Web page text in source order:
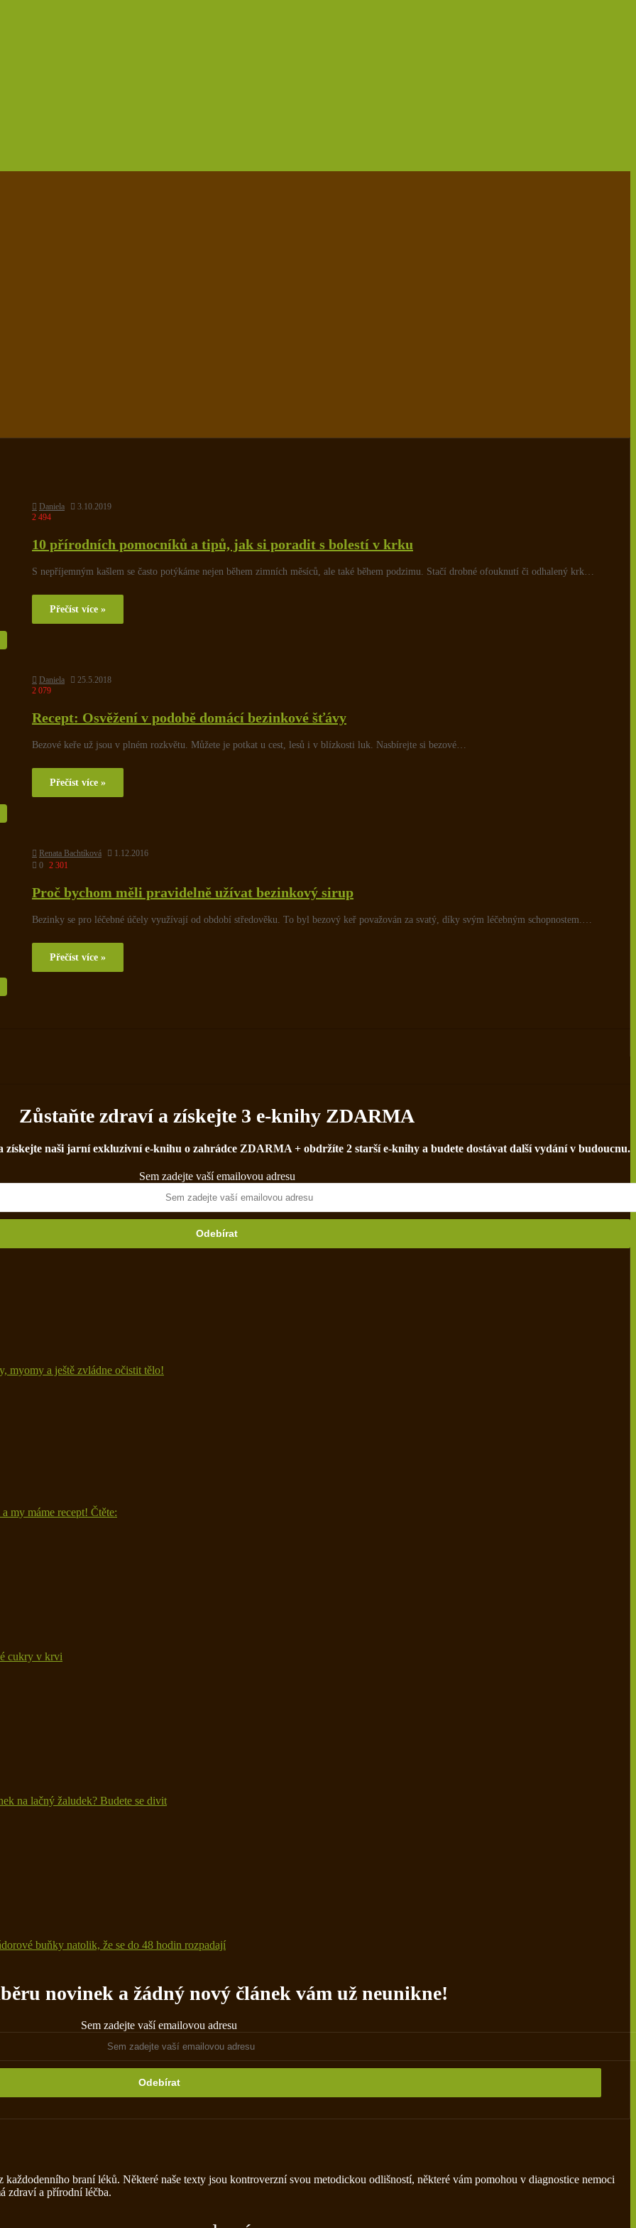
Daniela
3.10.2019
2 494
10 přírodních pomocníků a tipů, jak si poradit s bolestí v krku
S nepříjemným kašlem se často potýkáme nejen během zimních měsíců, ale také během podzimu. Stačí drobné ofouknutí či odhalený krk…
Přečíst více »
Daniela
25.5.2018
2 079
Recept: Osvěžení v podobě domácí bezinkové šťávy
Bezové keře už jsou v plném rozkvětu. Můžete je potkat u cest, lesů i v blízkosti luk. Nasbírejte si bezové…
Přečíst více »
Renata Bachtíková
1.12.2016
0 2 301
Proč bychom měli pravidelně užívat bezinkový sirup
Bezinky se pro léčebné účely využívají od období středověku. To byl bezový keř považován za svatý, díky svým léčebným schopnostem.…
Přečíst více »
Zůstaňte zdraví a získejte 3 e-knihy ZDARMA
získejte naši jarní exkluzivní e-knihu o zahrádce ZDARMA + obdržíte 2 starší e-knihy a budete dostávat další vydání v budoucnu.
Sem zadejte vaší emailovou adresu
myomy a ještě zvládne očistit tělo!
my máme recept! Čtěte:
cukry v krvi
na lačný žaludek? Budete se divit
buňky natolik, že se do 48 hodin rozpadají
novinek a žádný nový článek vám už neunikne!
Sem zadejte vaší emailovou adresu
braní léků. Některé naše texty jsou kontroverzní svou metodickou odlišností, některé vám pomohou v diagnostice nemoci
zdraví a přírodní léčba.